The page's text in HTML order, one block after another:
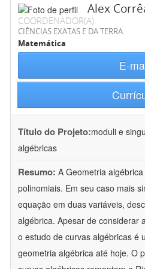
Alex
COORDENADOR(A)
CIÊNCIAS EXATAS E DA TERRA
Matemática
E-
Título do Projeto:moduli e
algébricas
Resumo: A Geometria
polinomiais. Em seu caso mais
equação em duas variáveis,
algébrica. Apesar de considerar
o estudo de curvas algébricas é
geometria algébrica até hoje. O